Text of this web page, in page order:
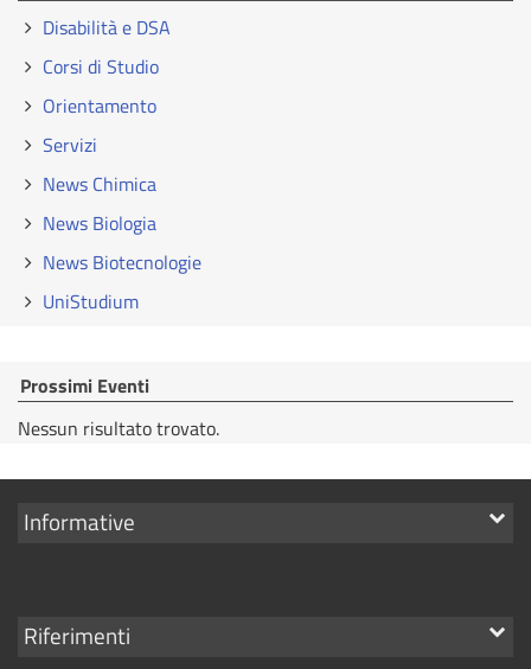
Disabilità e DSA
Corsi di Studio
Orientamento
Servizi
News Chimica
News Biologia
News Biotecnologie
UniStudium
Prossimi Eventi
Nessun risultato trovato.
Mostra
Informative
Mostra
Riferimenti